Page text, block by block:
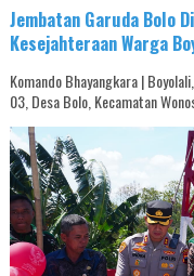
Jembatan Garuda Bolo
Kesejahteraan Warga
Komando Bhayangkara |
03, Desa Bolo, Kecamatan